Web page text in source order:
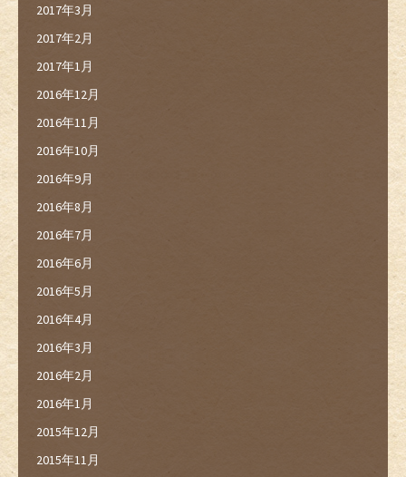
2017年3月
2017年2月
2017年1月
2016年12月
2016年11月
2016年10月
2016年9月
2016年8月
2016年7月
2016年6月
2016年5月
2016年4月
2016年3月
2016年2月
2016年1月
2015年12月
2015年11月